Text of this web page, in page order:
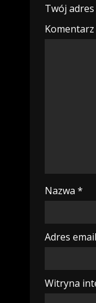
Twój
Komentarz
Nazwa *
Adres email
Witryna